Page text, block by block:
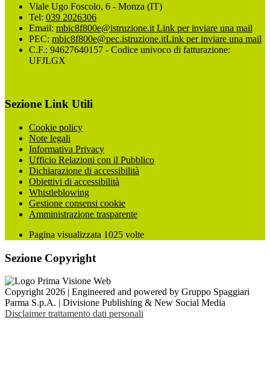
Viale Ugo Foscolo, 6 - Monza (IT)
Tel: 039 2026306
Email: mbic8f800e@istruzione.it Link per inviare una mail
PEC: mbic8f800e@pec.istruzione.itLink per inviare una mail
C.F.: 94627640157 - Codice univoco di fatturazione:
UFJLGX
Sezione Link Utili
Cookie policy
Note legali
Informativa Privacy
Ufficio Relazioni con il Pubblico
Dichiarazione di accessibilità
Obiettivi di accessibilità
Whistleblowing
Gestione consensi cookie
Amministrazione trasparente
Pagina visualizzata 1025 volte
Sezione Copyright
Copyright 2026 | Engineered and powered by Gruppo Spaggiari
Parma S.p.A. | Divisione Publishing & New Social Media
Disclaimer trattamento dati personali